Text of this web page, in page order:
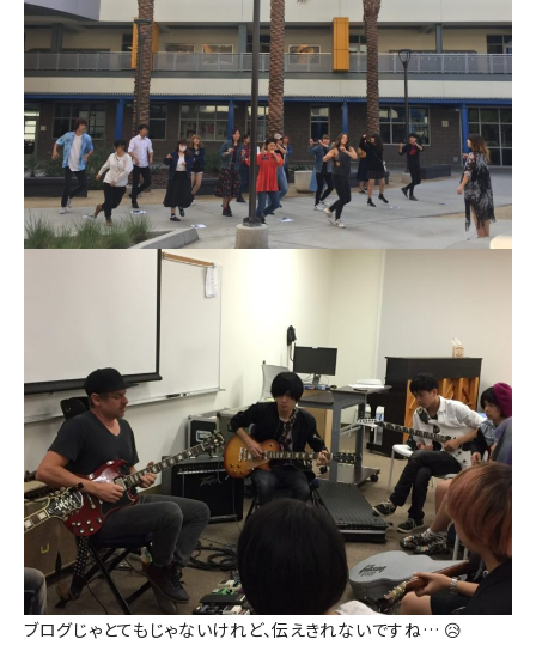
ブログじゃとてもじゃないけれど、伝えきれないですね… 😥